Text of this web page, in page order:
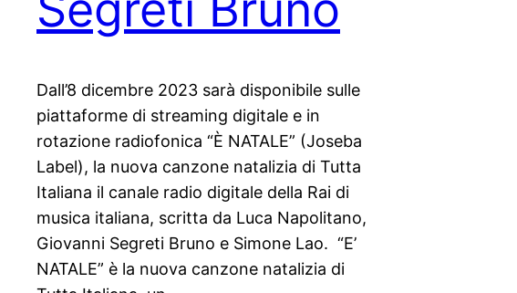
Dall’8 dicembre 2023 sarà disponibile sulle
piattaforme di streaming digitale e in
rotazione radiofonica “È NATALE” (Joseba
Label), la nuova canzone natalizia di Tutta
Italiana il canale radio digitale della Rai di
musica italiana, scritta da Luca Napolitano,
Giovanni Segreti Bruno e Simone Lao. “E’
NATALE” è la nuova canzone natalizia di